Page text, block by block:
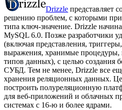
Drizzle представляет
решению проблем, с которыми
типа ключ-значение. Drizzle
MySQL 6.0. Позже разработчики
(включая представления,
выражения, хранимые процедуры,
типов данных), с целью создания
СУБД. Тем не менее, Drizzle все
хранения реляционных данных.
построить полуреляционную
для веб-приложений и облачных
системах с 16-ю и более ядрами.